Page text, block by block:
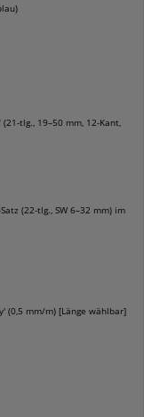
(21-tlg., 19–50 mm, 12-Kant,
(22-tlg., SW 6–32 mm) im
(0,5 mm/m) [Länge wählbar]